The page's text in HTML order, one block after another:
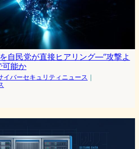
自民党が直接ヒアリング—“攻撃よ
可能か
イバーセキュリティニュース ｜